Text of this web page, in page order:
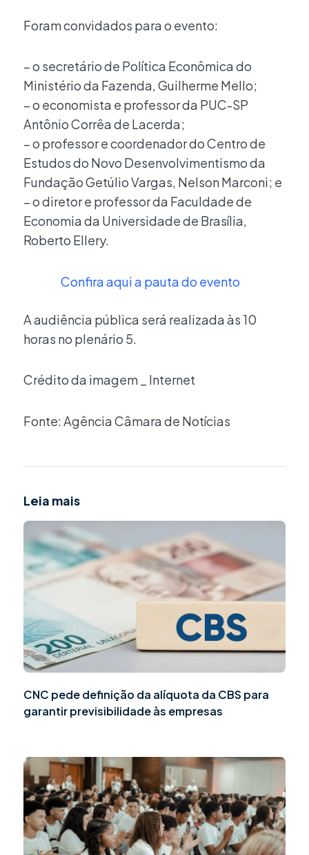
Foram convidados para o evento:
– o secretário de Política Econômica do
Ministério da Fazenda, Guilherme Mello;
– o economista e professor da PUC-SP
Antônio Corrêa de Lacerda;
– o professor e coordenador do Centro de
Estudos do Novo Desenvolvimentismo da
Fundação Getúlio Vargas, Nelson Marconi; e
– o diretor e professor da Faculdade de
Economia da Universidade de Brasília,
Roberto Ellery.
Confira aqui a pauta do evento
A audiência pública será realizada às 10
horas no plenário 5.
Crédito da imagem _ Internet
Fonte: Agência Câmara de Notícias
Leia mais
CNC pede definição da alíquota da CBS para
garantir previsibilidade às empresas